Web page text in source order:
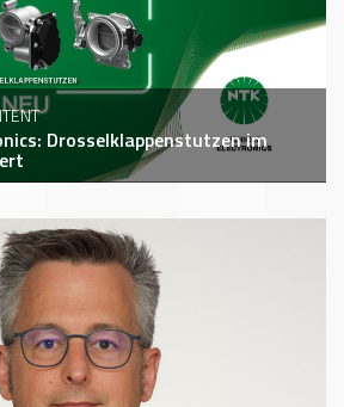
Drosselklappenstutzen im